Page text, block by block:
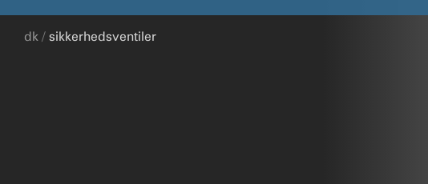
dk sikkerhedsventiler